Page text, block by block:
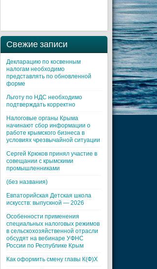
Свежие записи
Декларацию по косвенным
налогам необходимо
представлять по обновленной
форме
Льготу по НДС необходимо
подтверждать корректно
Налоговые органы Крыма
начинают сбор информации о
работе крымского бизнеса в
условиях чрезвычайной ситуации
Cергей Крюков принял участие в
совещании с крымскими
промышленниками
(без названия)
Евпаторийская Детская школа
искусств: выпускной — 2026
Особенности применения
специальных налоговых режимов
в сельскохозяйственной отрасли
обсудят на вебинаре УФНС
России по Республике Крым
Как оформить смену главы К(Ф)Х